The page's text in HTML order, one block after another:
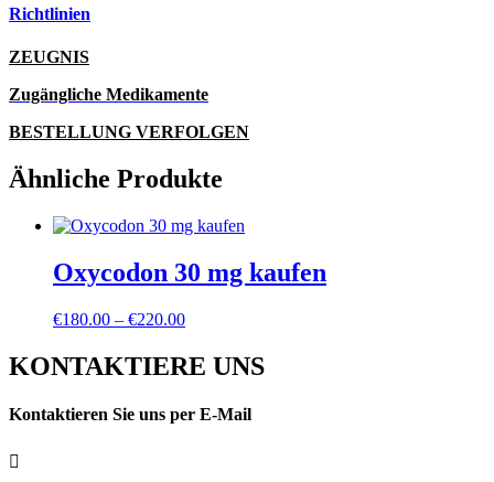
Richtlinien
ZEUGNIS
Zugängliche Medikamente
BESTELLUNG VERFOLGEN
Ähnliche Produkte
Oxycodon 30 mg kaufen
€180.00 – €220.00Preisspanne:
bis
€220.00
KONTAKTIERE UNS
Kontaktieren Sie uns per E-Mail
